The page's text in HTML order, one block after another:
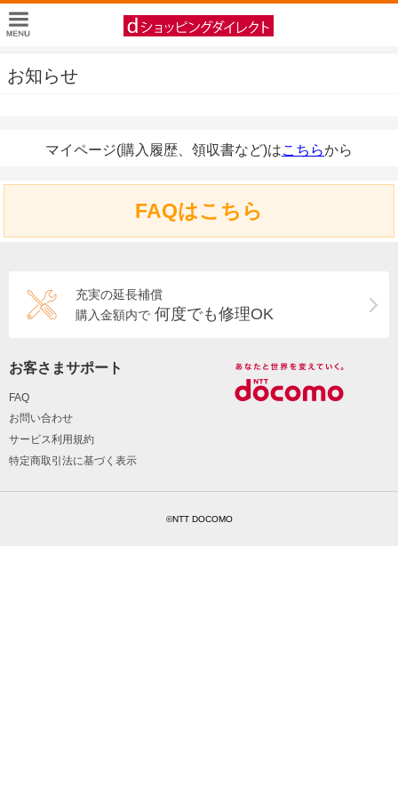
お知らせ
マイページ(購入履歴、領収書など)はこちらから
FAQはこちら
充実の延長補償
購入金額内で 何度でも修理OK
お客さまサポート
FAQ
お問い合わせ
サービス利用規約
特定商取引法に基づく表示
©NTT DOCOMO